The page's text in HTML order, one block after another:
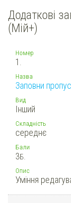
Додаткові
(Мій+)
Номер
1.
Назва
Заповни
Вид
Інший
Складність
середнє
Бали
3Б.
Опис
Уміння